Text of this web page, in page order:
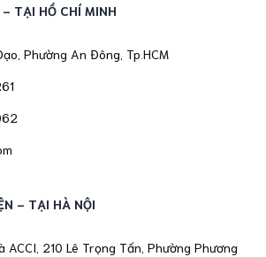
- TẠI HỒ CHÍ MINH
Phường An Đông, Tp.HCM
- TẠI HÀ NỘI
ACCI, 210 Lê Trọng Tấn, Phường Phương